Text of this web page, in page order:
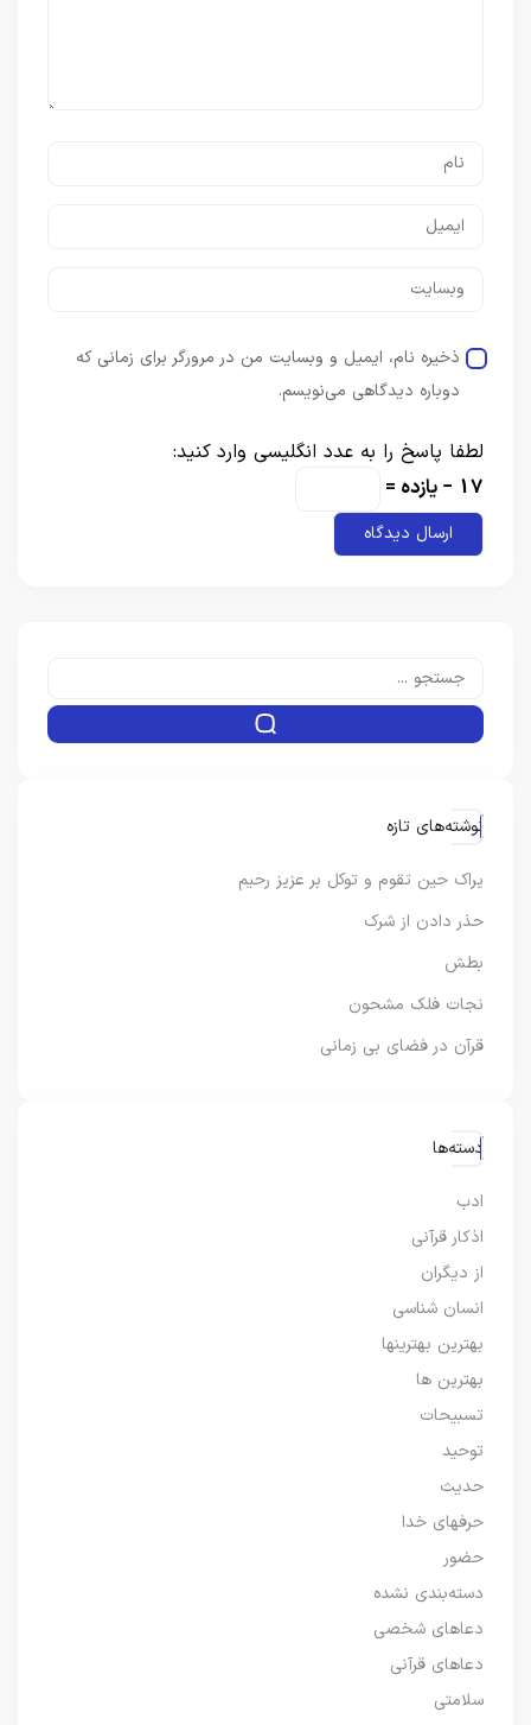
ذخیره نام، ایمیل و وبسایت من در مرورگر برای زمانی که
دوباره دیدگاهی می‌نویسم.
لطفا پاسخ را به عدد انگلیسی وارد کنید:
17 − یازده =
نوشته‌های تازه
یراک حین تقوم و توکل بر عزیز رحیم
حذر دادن از شرک
بطش
نجات فلک مشحون
قرآن در فضای بی زمانی
دسته‌ها
ادب
اذکار قرآنی
از دیگران
انسان شناسی
بهترین بهترینها
بهترین ها
تسبیحات
توحید
حدیث
حرفهای خدا
حضور
دسته‌بندی نشده
دعاهای شخصی
دعاهای قرآنی
سلامتی